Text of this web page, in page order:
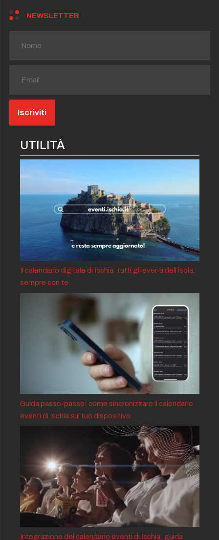
NEWSLETTER
UTILITÀ
Il calendario digitale di Ischia: tutti gli eventi dell’isola,
sempre con te
Guida passo-passo: come sincronizzare il calendario
eventi di Ischia sul tuo dispositivo
Integrazione del calendario eventi di Ischia: guida